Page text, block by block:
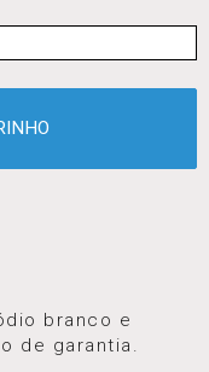
branco e
de garantia.